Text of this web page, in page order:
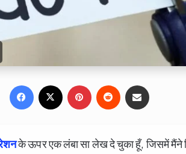
Facebook Pinterest
Reddit
के ऊपर एक लंबा सा लेख दे चुका हूँ, जिसमें मैंने